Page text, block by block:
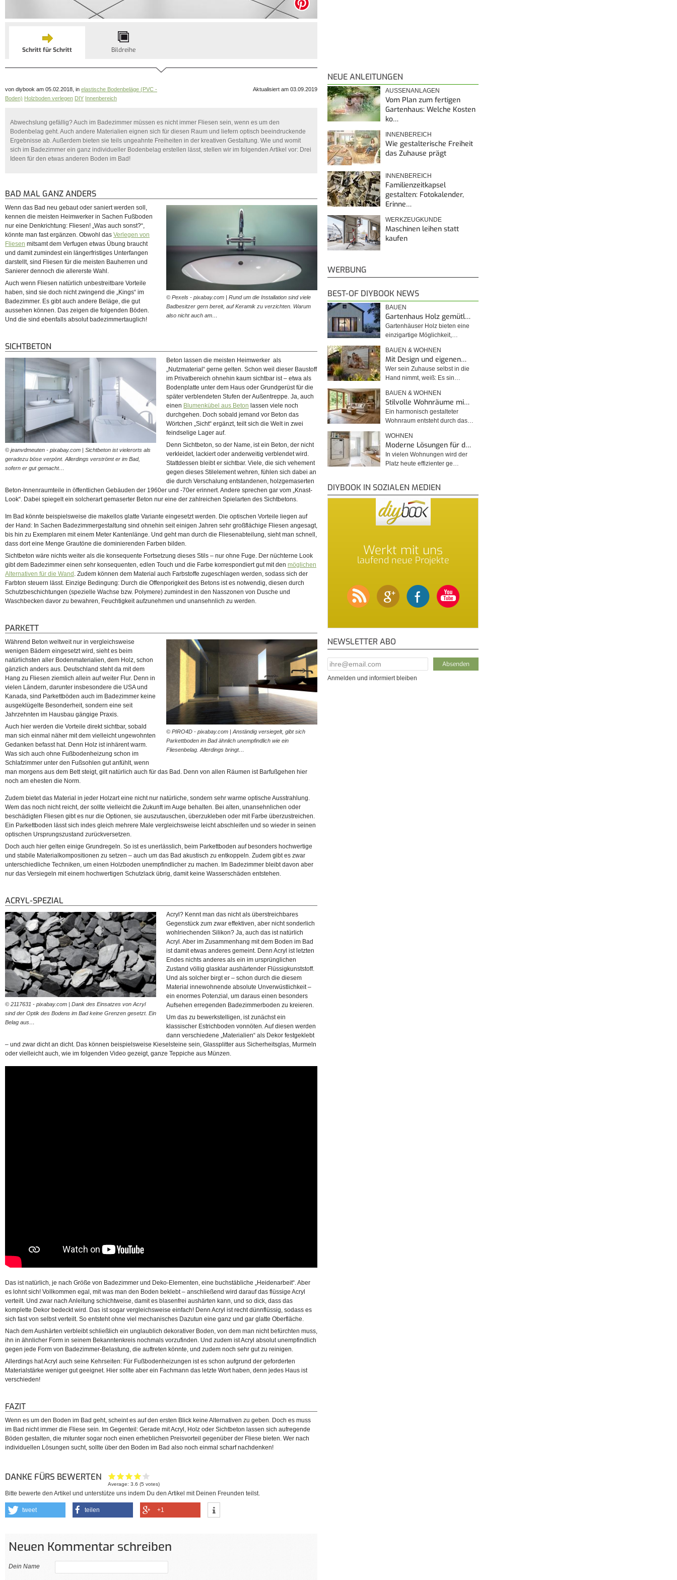
Schritt für Schritt Bildreihe
von diybook am 05.02.2018, in elastische Bodenbeläge (PVC -
Boden) Holzboden verlegen DIY Innenbereich
Aktualisiert am 03.09.2019
Abwechslung gefällig? Auch im Badezimmer müssen es nicht immer Fliesen sein, wenn es um den
Bodenbelag geht. Auch andere Materialien eignen sich für diesen Raum und liefern optisch beeindruckende
Ergebnisse ab. Außerdem bieten sie teils ungeahnte Freiheiten in der kreativen Gestaltung. Wie und womit
sich im Badezimmer ein ganz individueller Bodenbelag erstellen lässt, stellen wir im folgenden Artikel vor: Drei
Ideen für den etwas anderen Boden im Bad!
BAD MAL GANZ ANDERS
© Pexels - pixabay.com | Rund um die Installation sind viele
Badbesitzer gern bereit, auf Keramik zu verzichten. Warum
also nicht auch am…
Wenn das Bad neu gebaut oder saniert werden soll,
kennen die meisten Heimwerker in Sachen Fußboden
nur eine Denkrichtung: Fliesen! „Was auch sonst?“,
könnte man fast ergänzen. Obwohl das Verlegen von
Fliesen mitsamt dem Verfugen etwas Übung braucht
und damit zumindest ein längerfristiges Unterfangen
darstellt, sind Fliesen für die meisten Bauherren und
Sanierer dennoch die allererste Wahl.
Auch wenn Fliesen natürlich unbestreitbare Vorteile
haben, sind sie doch nicht zwingend die „Kings“ im
Badezimmer. Es gibt auch andere Beläge, die gut
aussehen können. Das zeigen die folgenden Böden.
Und die sind ebenfalls absolut badezimmertauglich!
SICHTBETON
© jeanvdmeuten - pixabay.com | Sichtbeton ist vielerorts als
geradezu böse verpönt. Allerdings verströmt er im Bad,
sofern er gut gemacht…
Beton lassen die meisten Heimwerker als
„Nutzmaterial“ gerne gelten. Schon weil dieser Baustoff
im Privatbereich ohnehin kaum sichtbar ist – etwa als
Bodenplatte unter dem Haus oder Grundgerüst für die
später verblendeten Stufen der Außentreppe. Ja, auch
einen Blumenkübel aus Beton lassen viele noch
durchgehen. Doch sobald jemand vor Beton das
Wörtchen „Sicht“ ergänzt, teilt sich die Welt in zwei
feindselige Lager auf.
Denn Sichtbeton, so der Name, ist ein Beton, der nicht
verkleidet, lackiert oder anderweitig verblendet wird.
Stattdessen bleibt er sichtbar. Viele, die sich vehement
gegen dieses Stilelement wehren, fühlen sich dabei an
die durch Verschalung entstandenen, holzgemaserten
Beton-Innenraumteile in öffentlichen Gebäuden der 1960er und -70er erinnert. Andere sprechen gar vom „Knast-
Look“. Dabei spiegelt ein solcherart gemaserter Beton nur eine der zahlreichen Spielarten des Sichtbetons.
Im Bad könnte beispielsweise die makellos glatte Variante eingesetzt werden. Die optischen Vorteile liegen auf
der Hand: In Sachen Badezimmergestaltung sind ohnehin seit einigen Jahren sehr großflächige Fliesen angesagt,
bis hin zu Exemplaren mit einem Meter Kantenlänge. Und geht man durch die Fliesenabteilung, sieht man schnell,
dass dort eine Menge Grautöne die dominierenden Farben bilden.
Sichtbeton wäre nichts weiter als die konsequente Fortsetzung dieses Stils – nur ohne Fuge. Der nüchterne Look
gibt dem Badezimmer einen sehr konsequenten, edlen Touch und die Farbe korrespondiert gut mit den möglichen
Alternativen für die Wand . Zudem können dem Material auch Farbstoffe zugeschlagen werden, sodass sich der
Farbton steuern lässt. Einzige Bedingung: Durch die Offenporigkeit des Betons ist es notwendig, diesen durch
Schutzbeschichtungen (spezielle Wachse bzw. Polymere) zumindest in den Nasszonen von Dusche und
Waschbecken davor zu bewahren, Feuchtigkeit aufzunehmen und unansehnlich zu werden.
PARKETT
© PIRO4D - pixabay.com | Anständig versiegelt, gibt sich
Parkettboden im Bad ähnlich unempfindlich wie ein
Fliesenbelag. Allerdings bringt…
Während Beton weltweit nur in vergleichsweise
wenigen Bädern eingesetzt wird, sieht es beim
natürlichsten aller Bodenmaterialien, dem Holz, schon
gänzlich anders aus. Deutschland steht da mit dem
Hang zu Fliesen ziemlich allein auf weiter Flur. Denn in
vielen Ländern, darunter insbesondere die USA und
Kanada, sind Parkettböden auch im Badezimmer keine
ausgeklügelte Besonderheit, sondern eine seit
Jahrzehnten im Hausbau gängige Praxis.
Auch hier werden die Vorteile direkt sichtbar, sobald
man sich einmal näher mit dem vielleicht ungewohnten
Gedanken befasst hat. Denn Holz ist inhärent warm.
Was sich auch ohne Fußbodenheizung schon im
Schlafzimmer unter den Fußsohlen gut anfühlt, wenn
man morgens aus dem Bett steigt, gilt natürlich auch für das Bad. Denn von allen Räumen ist Barfußgehen hier
noch am ehesten die Norm.
Zudem bietet das Material in jeder Holzart eine nicht nur natürliche, sondern sehr warme optische Ausstrahlung.
Wem das noch nicht reicht, der sollte vielleicht die Zukunft im Auge behalten. Bei alten, unansehnlichen oder
beschädigten Fliesen gibt es nur die Optionen, sie auszutauschen, überzukleben oder mit Farbe überzustreichen.
Ein Parkettboden lässt sich indes gleich mehrere Male vergleichsweise leicht abschleifen und so wieder in seinen
optischen Ursprungszustand zurückversetzen.
Doch auch hier gelten einige Grundregeln. So ist es unerlässlich, beim Parkettboden auf besonders hochwertige
und stabile Materialkompositionen zu setzen – auch um das Bad akustisch zu entkoppeln. Zudem gibt es zwar
unterschiedliche Techniken, um einen Holzboden unempfindlicher zu machen. Im Badezimmer bleibt davon aber
nur das Versiegeln mit einem hochwertigen Schutzlack übrig, damit keine Wasserschäden entstehen.
ACRYL-SPEZIAL
© 2117631 - pixabay.com | Dank des Einsatzes von Acryl
sind der Optik des Bodens im Bad keine Grenzen gesetzt. Ein
Belag aus…
Acryl? Kennt man das nicht als überstreichbares
Gegenstück zum zwar effektiven, aber nicht sonderlich
wohlriechenden Silikon? Ja, auch das ist natürlich
Acryl. Aber im Zusammenhang mit dem Boden im Bad
ist damit etwas anderes gemeint. Denn Acryl ist letzten
Endes nichts anderes als ein im ursprünglichen
Zustand völlig glasklar aushärtender Flüssigkunststoff.
Und als solcher birgt er – schon durch die diesem
Material innewohnende absolute Unverwüstlichkeit –
ein enormes Potenzial, um daraus einen besonders
Aufsehen erregenden Badezimmerboden zu kreieren.
Um das zu bewerkstelligen, ist zunächst ein
klassischer Estrichboden vonnöten. Auf diesen werden
dann verschiedene „Materialien“ als Dekor festgeklebt
– und zwar dicht an dicht. Das können beispielsweise Kieselsteine sein, Glassplitter aus Sicherheitsglas, Murmeln
oder vielleicht auch, wie im folgenden Video gezeigt, ganze Teppiche aus Münzen.
Das ist natürlich, je nach Größe von Badezimmer und Deko-Elementen, eine buchstäbliche „Heidenarbeit“. Aber
es lohnt sich! Vollkommen egal, mit was man den Boden beklebt – anschließend wird darauf das flüssige Acryl
verteilt. Und zwar nach Anleitung schichtweise, damit es blasenfrei aushärten kann, und so dick, dass das
komplette Dekor bedeckt wird. Das ist sogar vergleichsweise einfach! Denn Acryl ist recht dünnflüssig, sodass es
sich fast von selbst verteilt. So entsteht ohne viel mechanisches Dazutun eine ganz und gar glatte Oberfläche.
Nach dem Aushärten verbleibt schließlich ein unglaublich dekorativer Boden, von dem man nicht befürchten muss,
ihn in ähnlicher Form in seinem Bekanntenkreis nochmals vorzufinden. Und zudem ist Acryl absolut unempfindlich
gegen jede Form von Badezimmer-Belastung, die auftreten könnte, und zudem noch sehr gut zu reinigen.
Allerdings hat Acryl auch seine Kehrseiten: Für Fußbodenheizungen ist es schon aufgrund der geforderten
Materialstärke weniger gut geeignet. Hier sollte aber ein Fachmann das letzte Wort haben, denn jedes Haus ist
verschieden!
FAZIT
Wenn es um den Boden im Bad geht, scheint es auf den ersten Blick keine Alternativen zu geben. Doch es muss
im Bad nicht immer die Fliese sein. Im Gegenteil: Gerade mit Acryl, Holz oder Sichtbeton lassen sich aufregende
Böden gestalten, die mitunter sogar noch einen erheblichen Preisvorteil gegenüber der Fliese bieten. Wer nach
individuellen Lösungen sucht, sollte über den Boden im Bad also noch einmal scharf nachdenken!
DANKE FÜRS BEWERTEN
Average:3.6 (5 votes)
Bitte bewerte den Artikel und unterstütze uns indem Du den Artikel mit Deinen Freunden teilst.
tweet teilen +1
Neuen Kommentar schreiben
Dein Name
NEUE ANLEITUNGEN
AUSSENANLAGEN
Vom Plan zum fertigen
Gartenhaus: Welche Kosten
ko…
INNENBEREICH
Wie gestalterische Freiheit
das Zuhause prägt
INNENBEREICH
Familienzeitkapsel
gestalten: Fotokalender,
Erinne…
WERKZEUGKUNDE
Maschinen leihen statt
kaufen
WERBUNG
BEST-OF DIYBOOK NEWS
BAUEN
Gartenhaus Holz gemütl…
Gartenhäuser Holz bieten eine
einzigartige Möglichkeit,…
BAUEN & WOHNEN
Mit Design und eigenen…
Wer sein Zuhause selbst in die
Hand nimmt, weiß: Es sin…
BAUEN & WOHNEN
Stilvolle Wohnräume mi…
Ein harmonisch gestalteter
Wohnraum entsteht durch das…
WOHNEN
Moderne Lösungen für d…
In vielen Wohnungen wird der
Platz heute effizienter ge…
DIYBOOK IN SOZIALEN MEDIEN
Werkt mit uns
laufend neue Projekte
NEWSLETTER ABO
E-Mail Addresse*
Anmelden und informiert bleiben